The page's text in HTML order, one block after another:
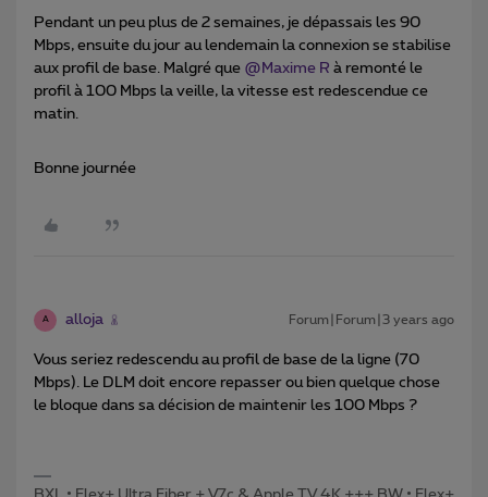
Pendant un peu plus de 2 semaines, je dépassais les 90
Mbps, ensuite du jour au lendemain la connexion se stabilise
aux profil de base. Malgré que @Maxime R à remonté le
profil à 100 Mbps la veille, la vitesse est redescendue ce
matin.
Bonne journée
A alloja Forum|Forum|3 years ago
Vous seriez redescendu au profil de base de la ligne (70
Mbps). Le DLM doit encore repasser ou bien quelque chose
le bloque dans sa décision de maintenir les 100 Mbps ?